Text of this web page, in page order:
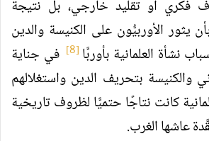
فكري أو تقليد خارجي، بل نتيجة
يثور الأوربيُّون على الكنيسة والدين
نشأة العلمانية بأوربَّا [8]
في جناية
والكنيسة بتحريف الدين واستغلالهم
كانت نتاجًا حتميًّا لظروف تاريخية
عاشها الغرب.